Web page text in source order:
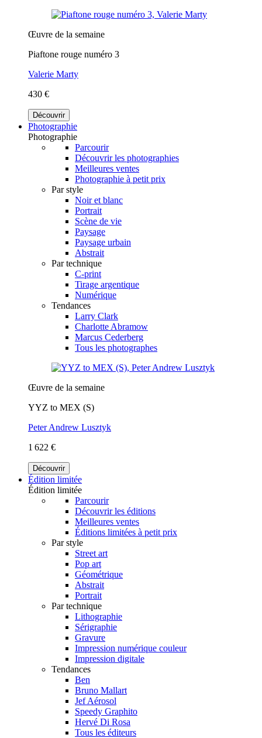
Œuvre de la semaine
Piaftone rouge numéro 3
Valerie Marty
430 €
Découvrir
Photographie
Photographie
Parcourir
Découvrir les photographies
Meilleures ventes
Photographie à petit prix
Par style
Noir et blanc
Portrait
Scène de vie
Paysage
Paysage urbain
Abstrait
Par technique
C-print
Tirage argentique
Numérique
Tendances
Larry Clark
Charlotte Abramow
Marcus Cederberg
Tous les photographes
Œuvre de la semaine
YYZ to MEX (S)
Peter Andrew Lusztyk
1 622 €
Découvrir
Édition limitée
Édition limitée
Parcourir
Découvrir les éditions
Meilleures ventes
Éditions limitées à petit prix
Par style
Street art
Pop art
Géométrique
Abstrait
Portrait
Par technique
Lithographie
Sérigraphie
Gravure
Impression numérique couleur
Impression digitale
Tendances
Ben
Bruno Mallart
Jef Aérosol
Speedy Graphito
Hervé Di Rosa
Tous les éditeurs